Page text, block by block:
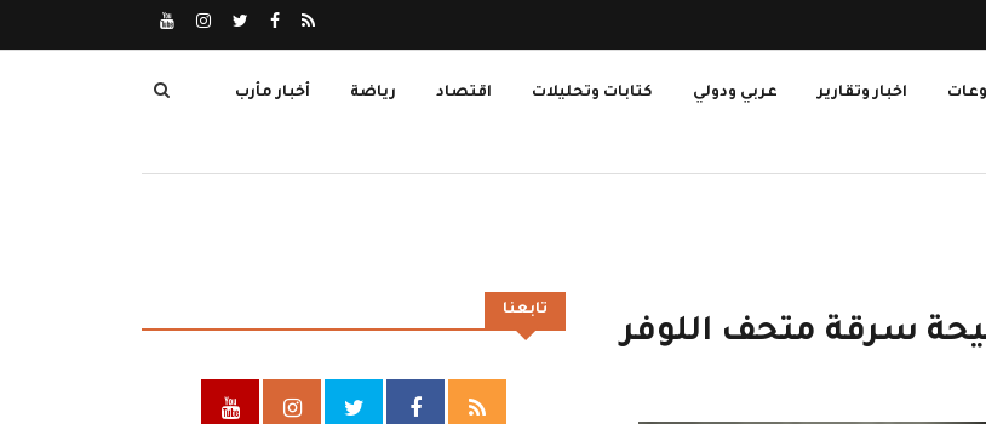
اخبار وتقارير عربي ودولي كتابات وتحليلات اقتصاد رياضة أخبار مأرب
سرقة متحف اللوفر
تابعنا